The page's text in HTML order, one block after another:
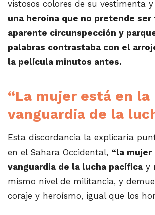
vistosos colores de su vestimenta y
una heroína que no pretende ser
aparente circunspección y
palabras contrastaba con el
la película minutos antes.
“La mujer está en la
vanguardia de la
Esta discordancia la explicaría
en el Sahara Occidental, “la
vanguardia de la lucha pacífica y
mismo nivel de militancia, y
coraje y heroísmo, igual que los